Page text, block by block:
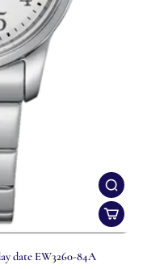
date EW3260-84A